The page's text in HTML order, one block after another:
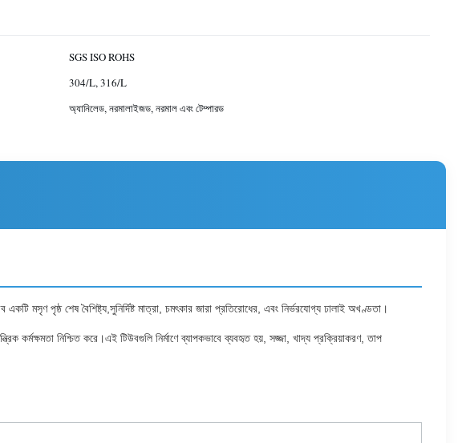
SGS ISO ROHS
304/L, 316/L
অ্যানিলেড, নরমালাইজড, নরমাল এবং টেম্পারড
মসৃণ পৃষ্ঠ শেষ বৈশিষ্ট্য,সুনির্দিষ্ট মাত্রা, চমৎকার জারা প্রতিরোধের, এবং নির্ভরযোগ্য ঢালাই অখণ্ডতা।
কর্মক্ষমতা নিশ্চিত করে।এই টিউবগুলি নির্মাণে ব্যাপকভাবে ব্যবহৃত হয়, সজ্জা, খাদ্য প্রক্রিয়াকরণ, তাপ